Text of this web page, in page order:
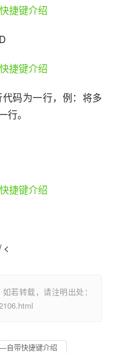
码为一行，例：将多
。
<
若转载，请注明出处：
自带快捷键介绍